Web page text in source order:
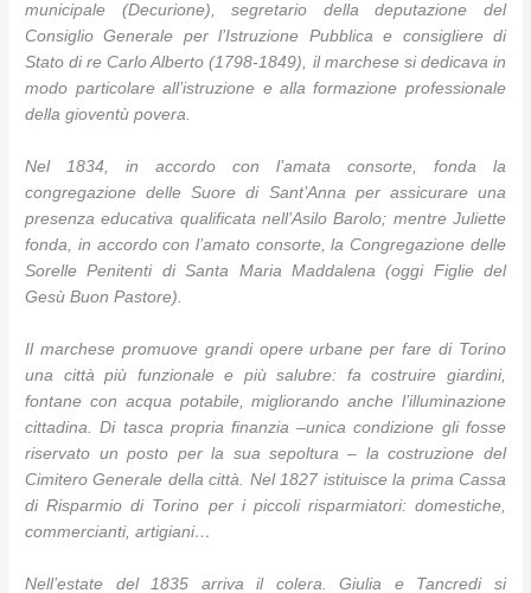
municipale (Decurione), segretario della deputazione del
Consiglio Generale per l’Istruzione Pubblica e consigliere di
Stato di re Carlo Alberto (1798-1849), il marchese si dedicava in
modo particolare all’istruzione e alla formazione professionale
della gioventù povera.
Nel 1834, in accordo con l’amata consorte, fonda la
congregazione delle Suore di Sant’Anna per assicurare una
presenza educativa qualificata nell’Asilo Barolo; mentre Juliette
fonda, in accordo con l’amato consorte, la Congregazione delle
Sorelle Penitenti di Santa Maria Maddalena (oggi Figlie del
Gesù Buon Pastore).
Il marchese promuove grandi opere urbane per fare di Torino
una città più funzionale e più salubre: fa costruire giardini,
fontane con acqua potabile, migliorando anche l’illuminazione
cittadina. Di tasca propria finanzia –unica condizione gli fosse
riservato un posto per la sua sepoltura – la costruzione del
Cimitero Generale della città. Nel 1827 istituisce la prima Cassa
di Risparmio di Torino per i piccoli risparmiatori: domestiche,
commercianti, artigiani…
Nell’estate del 1835 arriva il colera. Giulia e Tancredi si